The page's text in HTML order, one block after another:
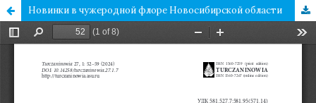
Новинки в чужеродной флоре Новосибирской области